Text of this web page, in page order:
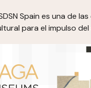
Spain es una de
para el impulso